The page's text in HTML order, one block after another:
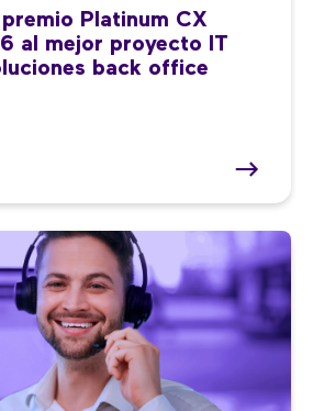
Platinum CX
al mejor proyecto IT
back office